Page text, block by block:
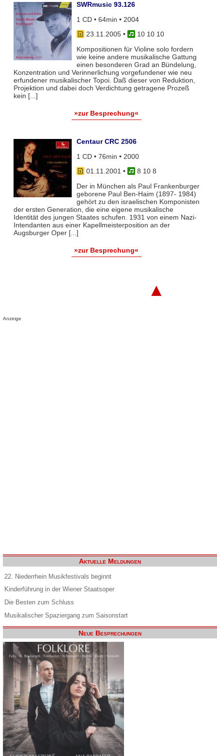
SWRmusic 93.126
1 CD • 64min • 2004
23.11.2005•
10 10 10
Kompositionen für Violine solo fordern
wie keine andere musikalische Gattung
einen besonderen Grad an Bündelung,
Konzentration und Verinnerlichung vorgefundener wie neu
erfundener musikalischer Topoi. Daß dieser von Reduktion,
Projektion und dabei doch Verdichtung getragene Prozeß
kein [...]
»zur Besprechung«
Centaur CRC 2506
1 CD • 76min • 2000
01.11.2001 •
8 10 8
Der in München als Paul Frankenburger
geborene Paul Ben-Haim (1897- 1984)
gehört zu den israelischen Komponisten
der ersten Generation, die eine eigene musikalische
Identität des jungen Staates schufen. 1931 von einem Nazi-
Intendanten aus einer Kapellmeisterposition an der
Augsburger Oper [...]
»zur Besprechung«
▲
Anzeige
Aktuelle Meldungen
22. Niederrhein Musikfestivals beginnt
Kinderführung in der Wiener Staatsoper
Die Besten zum Schluss
Musikalischer Spaziergang zum Saisonstart
Neue Besprechungen